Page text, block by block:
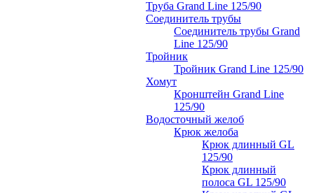
Труба Grand Line 125/90
Соединитель трубы
Соединитель трубы Grand
Line 125/90
Тройник
Тройник Grand Line 125/90
Хомут
Кронштейн Grand Line
125/90
Водосточный желоб
Крюк желоба
Крюк длинный GL
125/90
Крюк длинный
полоса GL 125/90